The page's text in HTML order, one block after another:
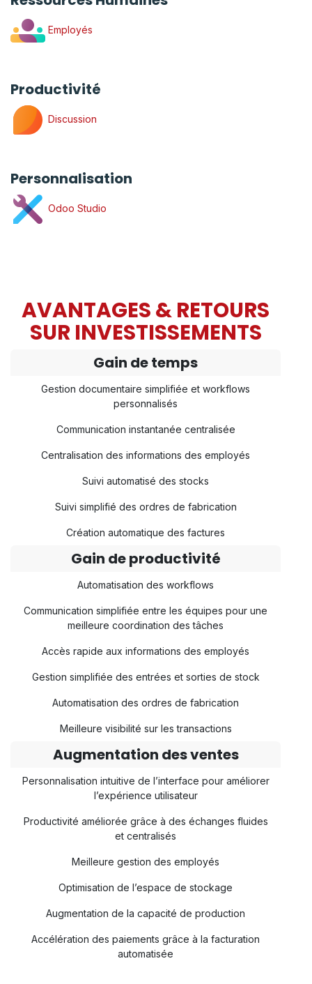
Employés
Productivité
Discussion
Personnalisation
Odoo Studio
AVANTAGES & RETOURS
SUR INVESTISSEMENTS
Gain de temps
Gestion documentaire simplifiée et workflows
personnalisés
Communication instantanée centralisée
Centralisation des informations des employés
Suivi automatisé des stocks
Suivi simplifié des ordres de fabrication
Création automatique des factures
Gain de productivité
Automatisation des workflows
Communication simplifiée entre les équipes pour une
meilleure coordination des tâches
Accès rapide aux informations des employés
Gestion simplifiée des entrées et sorties de stock
Automatisation des ordres de fabrication
Meilleure visibilité sur les transactions
Augmentation des ventes
Personnalisation intuitive de l’interface pour améliorer
l’expérience utilisateur
Productivité améliorée grâce à des échanges fluides
et centralisés
Meilleure gestion des employés
Optimisation de l’espace de stockage
Augmentation de la capacité de production
Accélération des paiements grâce à la facturation
automatisée